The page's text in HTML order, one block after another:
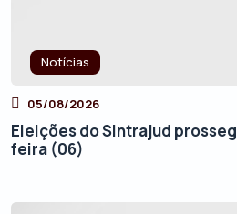
Notícias
05/08/2026
Eleições do Sintrajud
feira (06)